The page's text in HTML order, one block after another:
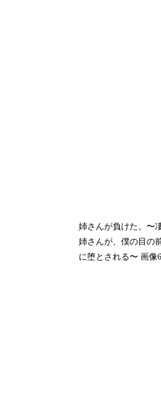
姉さんが負けた。〜
姉さんが、僕の目の
に堕とされる〜 画像6